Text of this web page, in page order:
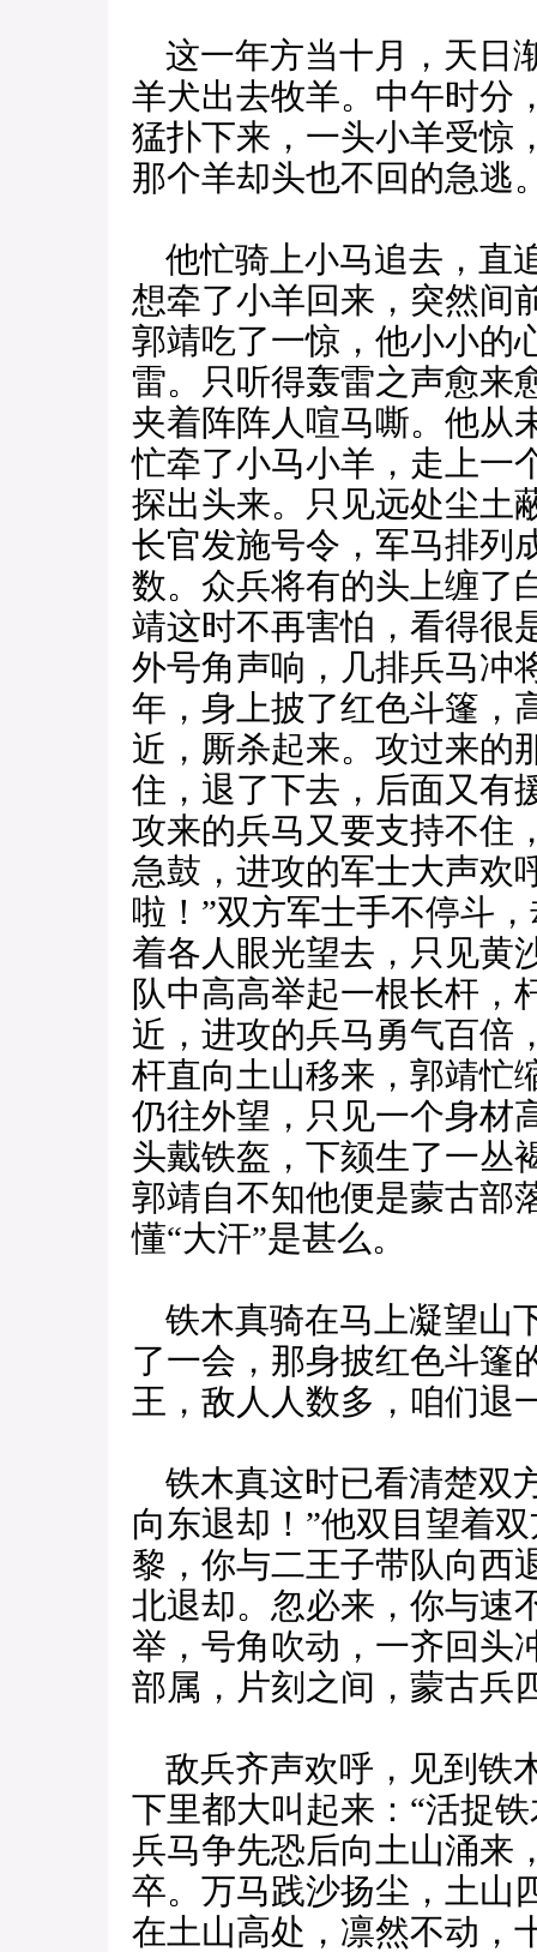
这一年方当十月，天日
羊犬出去牧羊。中午时分
猛扑下来，一头小羊受惊
那个羊却头也不回的急逃
他忙骑上小马追去，直
想牵了小羊回来，突然间
郭靖吃了一惊，他小小的
雷。只听得轰雷之声愈来
夹着阵阵人喧马嘶。他从
忙牵了小马小羊，走上一
探出头来。只见远处尘土
长官发施号令，军马排列
数。众兵将有的头上缠了
靖这时不再害怕，看得很
外号角声响，几排兵马冲
年，身上披了红色斗篷，
近，厮杀起来。攻过来的
住，退了下去，后面又有
攻来的兵马又要支持不住
急鼓，进攻的军士大声欢
啦！”双方军士手不停斗
着各人眼光望去，只见黄
队中高高举起一根长杆，
近，进攻的兵马勇气百倍
杆直向土山移来，郭靖忙
仍往外望，只见一个身材
头戴铁盔，下颏生了一丛
郭靖自不知他便是蒙古部
懂“大汗”是甚么。
铁木真骑在马上凝望山
了一会，那身披红色斗篷
王，敌人人数多，咱们退
铁木真这时已看清楚双
向东退却！”他双目望着
黎，你与二王子带队向西
北退却。忽必来，你与速
举，号角吹动，一齐回头
部属，片刻之间，蒙古兵
敌兵齐声欢呼，见到铁
下里都大叫起来：“活捉
兵马争先恐后向土山涌来
卒。万马践沙扬尘，土山
在土山高处，凛然不动，